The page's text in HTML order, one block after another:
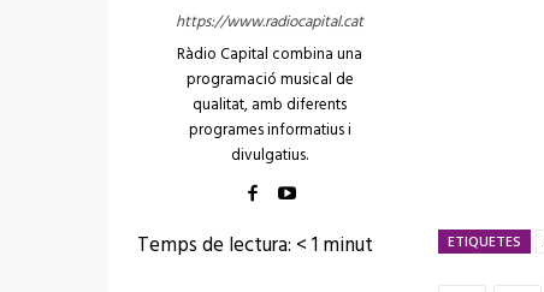
https://www.radiocapital.cat
Ràdio Capital combina una
programació musical de
qualitat, amb diferents
programes informatius i
divulgatius.
Temps de lectura: < 1minut ETIQUETES